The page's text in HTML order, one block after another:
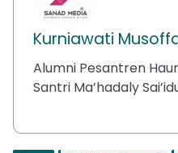
Kurniawati
Alumni Pesantren
Santri Ma’hadaly